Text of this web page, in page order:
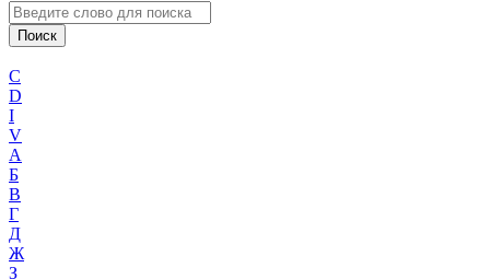
C
D
I
V
А
Б
В
Г
Д
Ж
З